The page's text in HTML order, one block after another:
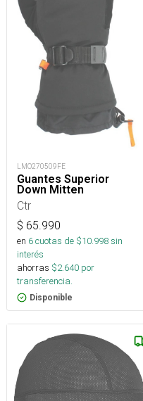
LMO270509FE
Guantes Superior
Down Mitten
Ctr
$ 65.990
en 6cuotas de $10.998sin
interés
ahorras $2.640 por
transferencia.
Disponible